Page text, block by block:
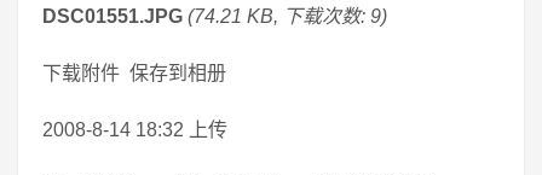
DSC01551.JPG (74.21 KB, 下载次数: 9)
下载附件 保存到相册
2008-8-14 18:32 上传